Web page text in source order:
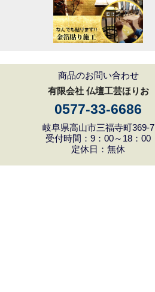
商品のお問い合わせ
有限会社 仏壇工芸ほりお
0577-33-6686
岐阜県高山市三福寺町369-7
受付時間：9：00～18：00
定休日：無休